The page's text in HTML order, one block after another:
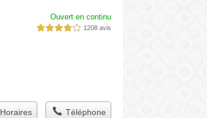
Ouvert en continu
4,0 étoiles sur 5 1208 avis
Horaires Téléphone